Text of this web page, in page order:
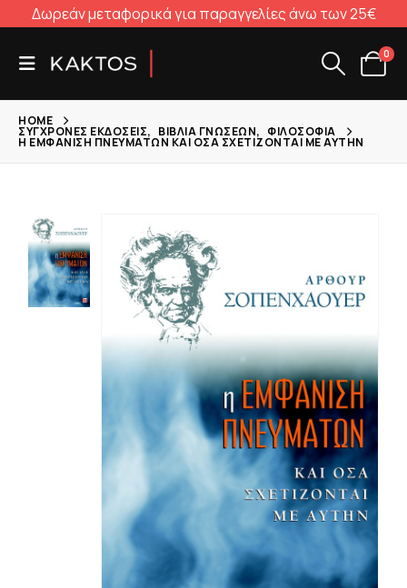
Δωρεάν μεταφορικά για παραγγελίες άνω των 25€
0
HOME
ΣΎΓΧΡΟΝΕΣ ΕΚΔΌΣΕΙΣ, ΒΙΒΛΊΑ ΓΝΏΣΕΩΝ, ΦΙΛΟΣΟΦΊΑ
Η ΕΜΦΆΝΙΣΗ ΠΝΕΥΜΆΤΩΝ ΚΑΙ ΌΣΑ ΣΧΕΤΊΖΟΝΤΑΙ ΜΕ ΑΥΤΉΝ